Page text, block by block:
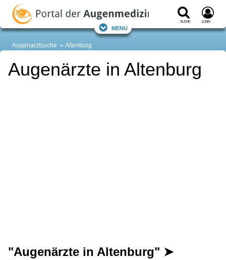
Suche Login
Menü
Augenarztsuche Altenburg
Augenärzte in Altenburg
"Augenärzte in Altenburg" ➤